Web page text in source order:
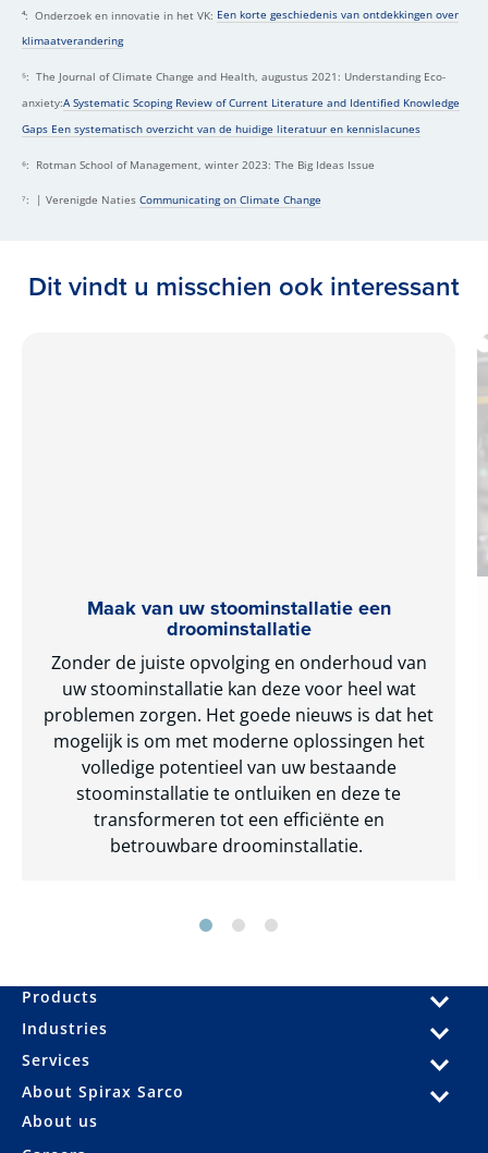
⁴: Onderzoek en innovatie in het VK: Een korte geschiedenis van ontdekkingen over
klimaatverandering
⁵: The Journal of Climate Change and Health, augustus 2021: Understanding Eco-
anxiety:A Systematic Scoping Review of Current Literature and Identified Knowledge
Gaps Een systematisch overzicht van de huidige literatuur en kennislacunes
⁶: Rotman School of Management, winter 2023: The Big Ideas Issue
⁷: | Verenigde Naties Communicating on Climate Change
Dit vindt u misschien ook interessant
Maak van uw stoominstallatie een
droominstallatie
Zonder de juiste opvolging en onderhoud van
uw stoominstallatie kan deze voor heel wat
problemen zorgen. Het goede nieuws is dat het
mogelijk is om met moderne oplossingen het
volledige potentieel van uw bestaande
stoominstallatie te ontluiken en deze te
transformeren tot een efficiënte en
betrouwbare droominstallatie.
Products
Industries
Services
About Spirax Sarco
About us